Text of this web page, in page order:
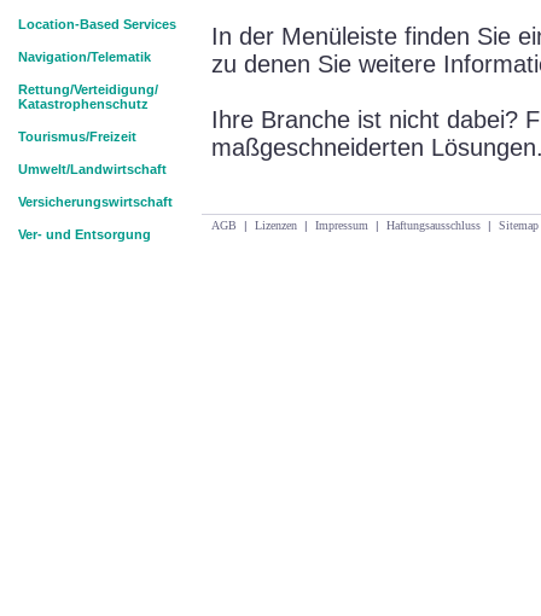
Location-Based Services
Navigation/Telematik
Rettung/Verteidigung/
Katastrophenschutz
Tourismus/Freizeit
Umwelt/Landwirtschaft
Versicherungswirtschaft
Ver- und Entsorgung
In der Menüleiste finden Sie
zu denen Sie weitere
Ihre Branche ist nicht dabei?
maßgeschneiderten
AGB | Lizenzen | Impressum | Haftungsausschluss | Sitemap